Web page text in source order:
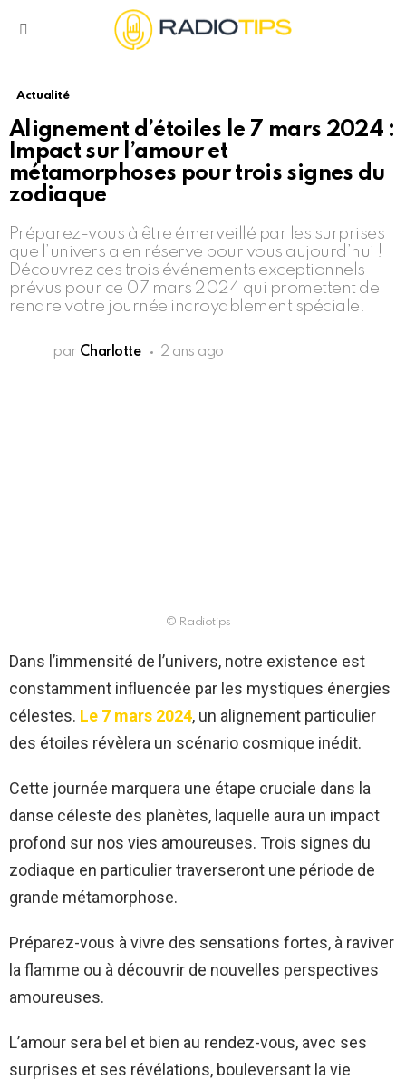
Actualité
Alignement d’étoiles le 7 mars 2024 :
Impact sur l’amour et
métamorphoses pour trois signes du
zodiaque
Préparez-vous à être émerveillé par les surprises
que l’univers a en réserve pour vous aujourd’hui !
Découvrez ces trois événements exceptionnels
prévus pour ce 07 mars 2024 qui promettent de
rendre votre journée incroyablement spéciale.
par Charlotte 2 ans ago
© Radiotips
Dans l’immensité de l’univers, notre existence est
constamment influencée par les mystiques énergies
célestes. Le 7 mars 2024, un alignement particulier
des étoiles révèlera un scénario cosmique inédit.
Cette journée marquera une étape cruciale dans la
danse céleste des planètes, laquelle aura un impact
profond sur nos vies amoureuses. Trois signes du
zodiaque en particulier traverseront une période de
grande métamorphose.
Préparez-vous à vivre des sensations fortes, à raviver
la flamme ou à découvrir de nouvelles perspectives
amoureuses.
L’amour sera bel et bien au rendez-vous, avec ses
surprises et ses révélations, bouleversant la vie